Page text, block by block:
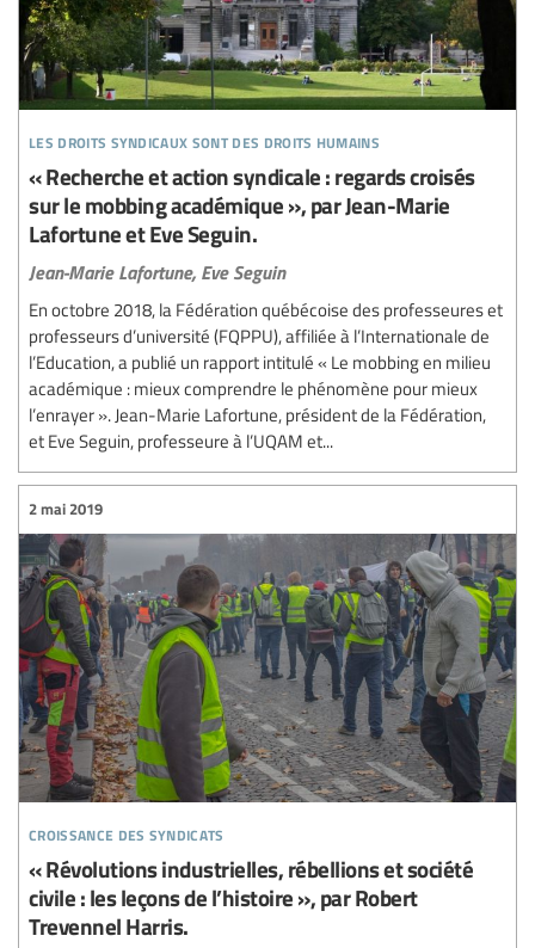
les droits syndicaux sont des droits humains
« Recherche et action syndicale : regards croisés
sur le mobbing académique », par Jean-Marie
Lafortune et Eve Seguin.
Jean-Marie Lafortune, Eve Seguin
En octobre 2018, la Fédération québécoise des professeures et
professeurs d’université (FQPPU), affiliée à l’Internationale de
l’Education, a publié un rapport intitulé « Le mobbing en milieu
académique : mieux comprendre le phénomène pour mieux
l’enrayer ». Jean-Marie Lafortune, président de la Fédération,
et Eve Seguin, professeure à l’UQAM et...
croissance des syndicats
2 mai 2019
« Révolutions industrielles, rébellions et société
civile : les leçons de l’histoire », par Robert
Trevennel Harris.